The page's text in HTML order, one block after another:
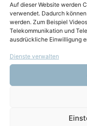
Auf dieser Website werden
verwendet. Dadurch
werden. Zum Beispiel
Telekommunikation und
ausdrückliche Einwilligung
Dienste verwalten
P
l
Ich habe die
Ich willige in
Angaben und